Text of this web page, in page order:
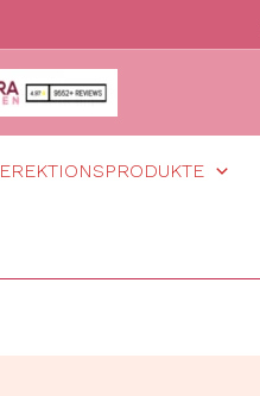
EREKTIONSPRODUKTE